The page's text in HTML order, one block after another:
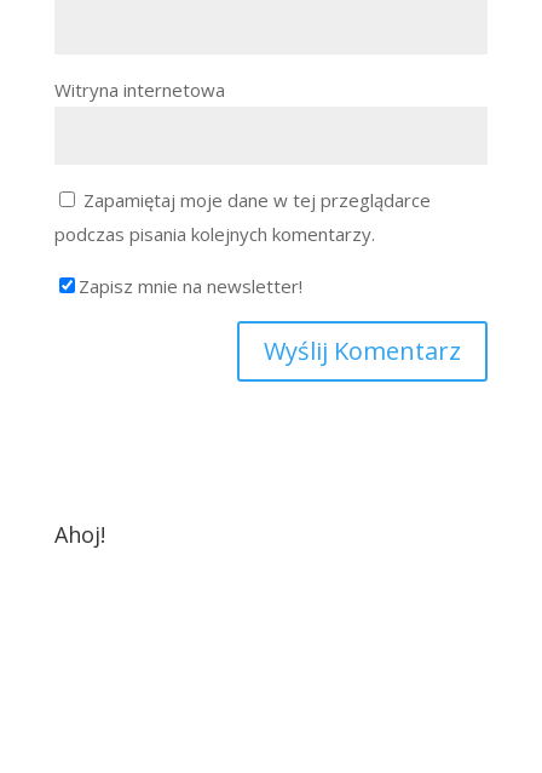
Witryna internetowa
Zapamiętaj moje dane w tej przeglądarce
podczas pisania kolejnych komentarzy.
Zapisz mnie na newsletter!
Ahoj!